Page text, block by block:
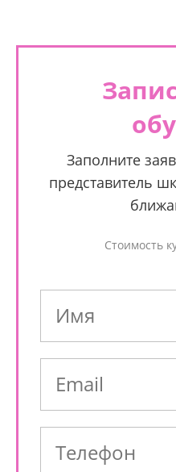
Заполните
представитель
Стоимость